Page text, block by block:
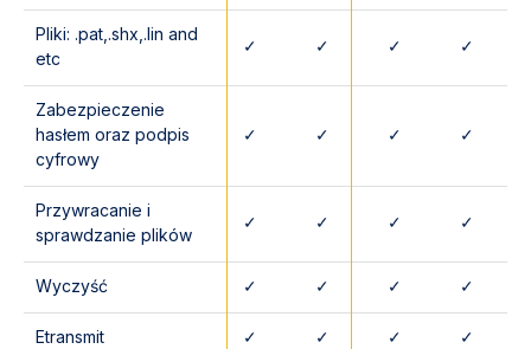
Pliki: .pat,.shx,.lin and
etc
✓ ✓ ✓ ✓
Zabezpieczenie
hasłem oraz podpis
cyfrowy
✓ ✓ ✓ ✓
Przywracanie i
sprawdzanie plików
✓ ✓ ✓ ✓
Wyczyść ✓ ✓ ✓ ✓
Etransmit ✓ ✓ ✓ ✓